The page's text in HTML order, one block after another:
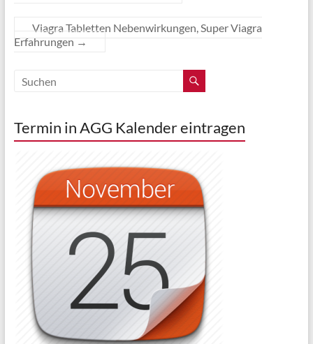
Viagra Tabletten Nebenwirkungen, Super Viagra
Erfahrungen →
Termin in AGG Kalender eintragen